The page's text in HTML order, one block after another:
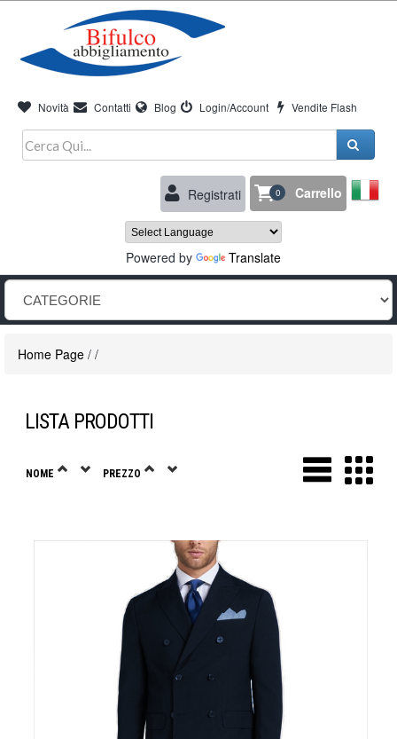
Novità Contatti Blog Login/Account Vendite Flash
Registrati 0 Carrello
Powered by Translate
Home Page / /
LISTA PRODOTTI
NOME PREZZO